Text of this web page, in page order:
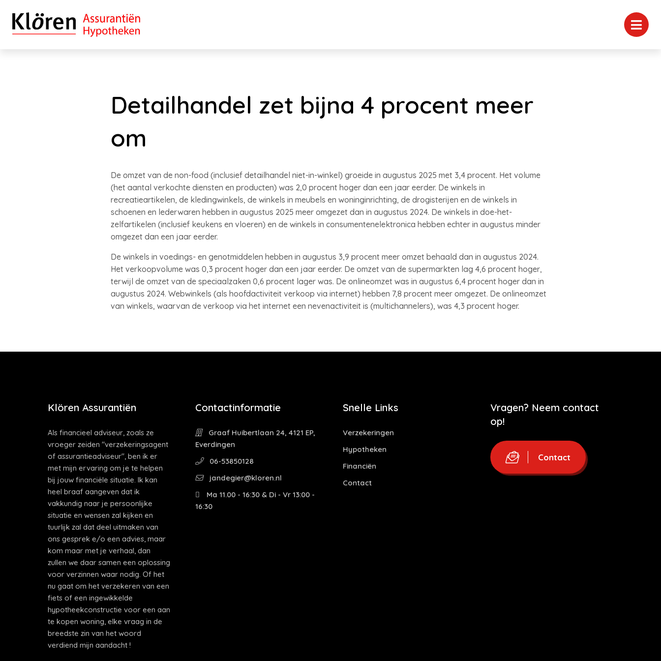
Detailhandel zet bijna 4 procent meer
om
De omzet van de non-food (inclusief detailhandel niet-in-winkel) groeide in augustus 2025 met 3,4 procent. Het volume
(het aantal verkochte diensten en producten) was 2,0 procent hoger dan een jaar eerder. De winkels in
recreatieartikelen, de kledingwinkels, de winkels in meubels en woninginrichting, de drogisterijen en de winkels in
schoenen en lederwaren hebben in augustus 2025 meer omgezet dan in augustus 2024. De winkels in doe-het-
zelfartikelen (inclusief keukens en vloeren) en de winkels in consumentenelektronica hebben echter in augustus minder
omgezet dan een jaar eerder.
De winkels in voedings- en genotmiddelen hebben in augustus 3,9 procent meer omzet behaald dan in augustus 2024.
Het verkoopvolume was 0,3 procent hoger dan een jaar eerder. De omzet van de supermarkten lag 4,6 procent hoger,
terwijl de omzet van de speciaalzaken 0,6 procent lager was. De onlineomzet was in augustus 6,4 procent hoger dan in
augustus 2024. Webwinkels (als hoofdactiviteit verkoop via internet) hebben 7,8 procent meer omgezet. De onlineomzet
van winkels, waarvan de verkoop via het internet een nevenactiviteit is (multichannelers), was 4,3 procent hoger.
Klören Assurantiën
Als financieel adviseur, zoals ze
vroeger zeiden "verzekeringsagent
of assurantieadviseur", ben ik er
met mijn ervaring om je te helpen
bij jouw financiële situatie. Ik kan
heel braaf aangeven dat ik
vakkundig naar je persoonlijke
situatie en wensen zal kijken en
tuurlijk zal dat deel uitmaken van
ons gesprek e/o een advies, maar
kom maar met je verhaal, dan
zullen we daar samen een oplossing
voor verzinnen waar nodig. Of het
nu gaat om het verzekeren van een
fiets of een ingewikkelde
hypotheekconstructie voor een aan
te kopen woning, elke vraag in de
breedste zin van het woord
verdiend mijn aandacht !
Contactinformatie
Graaf Huibertlaan 24, 4121 EP,
Everdingen
06-53850128
jandegier@kloren.nl
Ma 11.00 - 16:30 & Di - Vr 13:00 -
16:30
Snelle Links
Verzekeringen
Hypotheken
Financiën
Contact
Vragen? Neem contact
op!
Contact